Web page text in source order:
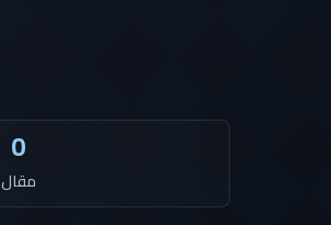
0
مقال